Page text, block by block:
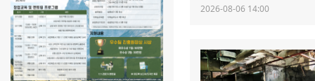
2026-08-06 14:00